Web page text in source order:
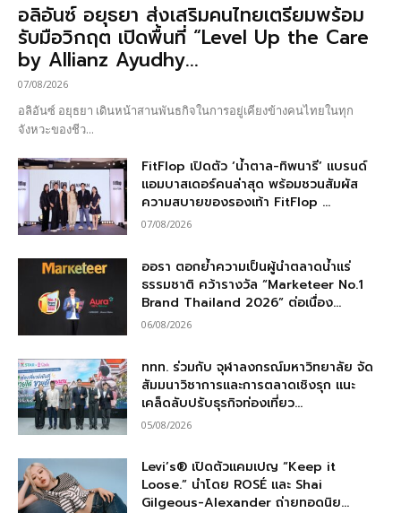
อลิอันซ์ อยุธยา ส่งเสริมคนไทยเตรียมพร้อม
รับมือวิกฤต เปิดพื้นที่ “Level Up the Care
by Allianz Ayudhy...
07/08/2026
อลิอันซ์ อยุธยา เดินหน้าสานพันธกิจในการอยู่เคียงข้างคนไทยในทุก
จังหวะของชีว...
FitFlop เปิดตัว ‘น้ำตาล-ทิพนารี’ แบรนด์
แอมบาสเดอร์คนล่าสุด พร้อมชวนสัมผัส
ความสบายของรองเท้า FitFlop ...
07/08/2026
ออรา ตอกย้ำความเป็นผู้นำตลาดน้ำแร่
ธรรมชาติ คว้ารางวัล “Marketeer No.1
Brand Thailand 2026” ต่อเนื่อง...
06/08/2026
ททท. ร่วมกับ จุฬาลงกรณ์มหาวิทยาลัย จัด
สัมมนาวิชาการและการตลาดเชิงรุก แนะ
เคล็ดลับปรับธุรกิจท่องเที่ยว...
05/08/2026
Levi’s® เปิดตัวแคมเปญ “Keep it
Loose.” นำโดย ROSÉ และ Shai
Gilgeous-Alexander ถ่ายทอดนิย...